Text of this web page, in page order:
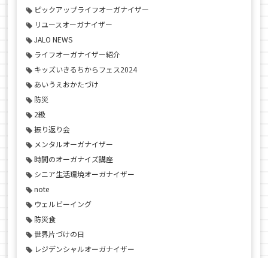
ピックアップライフオーガナイザー
リユースオーガナイザー
JALO NEWS
ライフオーガナイザー紹介
キッズいきるちからフェス2024
あいうえおかたづけ
防災
2級
振り返り会
メンタルオーガナイザー
時間のオーガナイズ講座
シニア生活環境オーガナイザー
note
ウェルビーイング
防災食
世界片づけの日
レジデンシャルオーガナイザー